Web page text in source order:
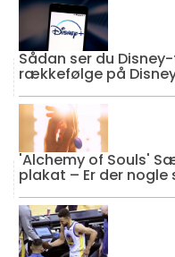
Sådan ser du
rækkefølge på
'Alchemy of Souls'
plakat – Er der nogle